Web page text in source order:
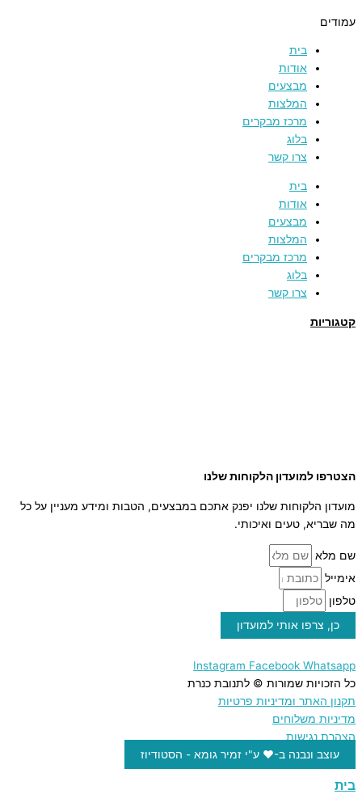
עמודים
בית
אודות
מבצעים
המלצות
מרכז מבקרים
בלוג
צרו קשר
בית
אודות
מבצעים
המלצות
מרכז מבקרים
בלוג
צרו קשר
קטגוריות
הצטרפו למועדון הלקוחות שלנו
מועדון הלקוחות שלנו יפנק אתכם במבצעים, הטבות ומידע מעניין על כל
מה שבריא, טעים ואיכותי.
שם מלא
אימייל
טלפון
כן, צרפו אותי למועדון
Instagram Facebook Whatsapp
כל הזכויות שמורות © לתנובת כנרת
תקנון האתר ומדיניות פרטיות
מדיניות משלוחים
הצהרת נגישות
עוצב ונבנה ב-♥︎ ע"י זמיר גומא - הסטודיוז
בית